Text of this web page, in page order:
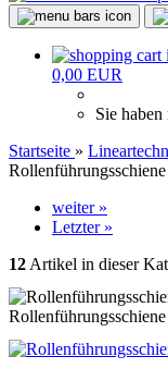
0,00 EUR
Sie
Startseite »
weiter »
Letzter »
12 Artikel in dieser